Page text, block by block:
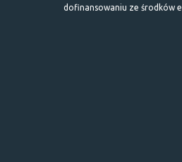
dofinansowaniu ze środków